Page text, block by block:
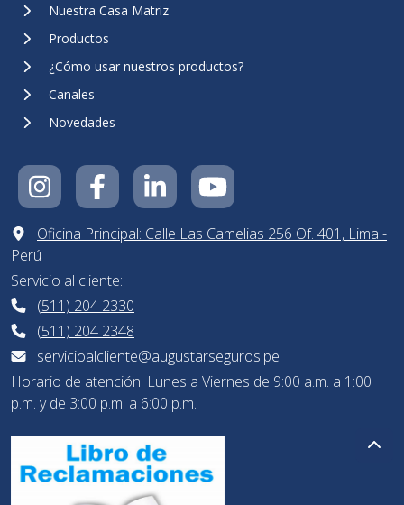
Nuestra Casa Matriz
Productos
¿Cómo usar nuestros productos?
Canales
Novedades
Oficina Principal: Calle Las Camelias 256 Of. 401, Lima -
Perú
Servicio al cliente:
(511) 204 2330
(511) 204 2348
servicioalcliente@augustarseguros.pe
Horario de atención: Lunes a Viernes de 9:00 a.m. a 1:00
p.m. y de 3:00 p.m. a 6:00 p.m.